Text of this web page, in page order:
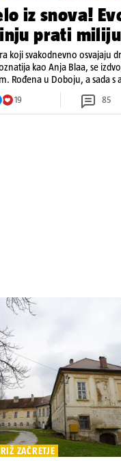
iz snova!
prati
koji svakodnevno osvajaju
kao Anja Blaa, se
Rođena u Doboju, a sada s
glamura, discipline i
19 85
ZAČRETJE